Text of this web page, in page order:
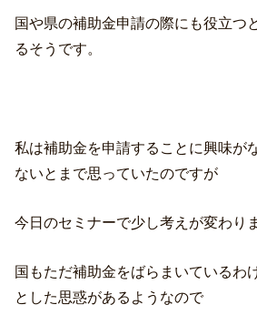
国や県の補助金申請の際にも役立つ
るそうです。
私は補助金を申請することに興味が
ないとまで思っていたのですが
今日のセミナーで少し考えが変わり
国もただ補助金をばらまいているわ
とした思惑があるようなので